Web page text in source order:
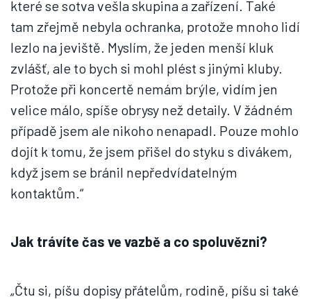
které se sotva vešla skupina a zařízení. Také
tam zřejmě nebyla ochranka, protože mnoho lidí
lezlo na jeviště. Myslím, že jeden menší kluk
zvlášť, ale to bych si mohl plést s jinými kluby.
Protože při koncertě nemám brýle, vidím jen
velice málo, spíše obrysy než detaily. V žádném
případě jsem ale nikoho nenapadl. Pouze mohlo
dojít k tomu, že jsem přišel do styku s divákem,
když jsem se bránil nepředvídatelným
kontaktům.“
Jak trávíte čas ve vazbě a co spoluvězni?
„Čtu si, píšu dopisy přátelům, rodině, píšu si také